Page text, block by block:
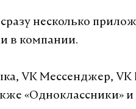
несколько
в компании.
VK Мессенджер, VK
«Одноклассники» и